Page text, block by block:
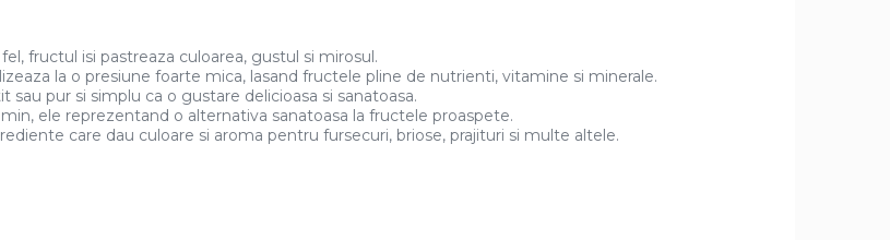
fructul isi pastreaza culoarea, gustul si mirosul.
la o presiune foarte mica, lasand fructele pline de nutrienti, vitamine si minerale.
pur si simplu ca o gustare delicioasa si sanatoasa.
ele reprezentand o alternativa sanatoasa la fructele proaspete.
care dau culoare si aroma pentru fursecuri, briose, prajituri si multe altele.